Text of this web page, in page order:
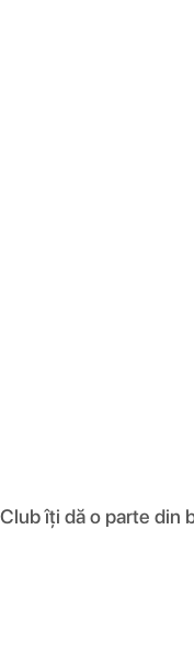
îți dă o parte din